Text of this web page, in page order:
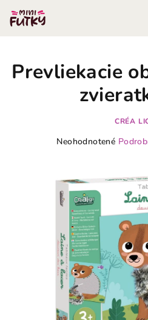
obsah
Prevliekacie
CRÉA
Priemerné
je
0,0
z
hviezdičiek.
Neohodnotené